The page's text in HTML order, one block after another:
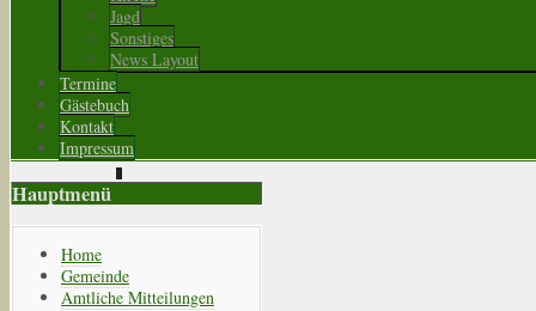
Jagd
Sonstiges
News Layout
Termine
Gästebuch
Kontakt
Impressum
Hauptmenü
Home
Gemeinde
Amtliche Mitteilungen